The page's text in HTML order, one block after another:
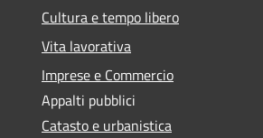
Cultura e tempo libero
Vita lavorativa
Imprese e Commercio
Appalti pubblici
Catasto e urbanistica